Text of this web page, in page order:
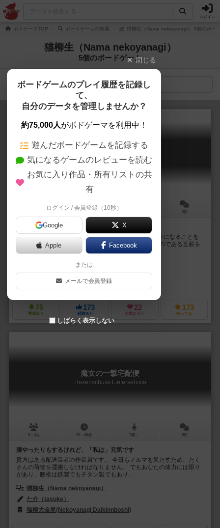
ログイン
ボドゲーマTOP ボードゲームの検索 猫柳生（Nama nekoyanagi） 5個のボー
猫柳生（Nama nekoyanagi）
5個のボードゲーム
検索メニュー
即身仏になろう！
Sokushinbutsu!
20～30分 3件
修行僧となり、即身仏を目指すカードゲーム
修行僧となって、より徳の高い即身仏、つまりはミイラになることを
目指すカードゲームです。 修行僧にふさわしい食べものである五穀を
集めるフェイズ、五穀を断食してミイラ化に備...
猫柳生（Nama nekoyanagi）
未登録
グループSNE（Group SNE）
75
興味あり
173
経験あり
22
お気に入り
173
持ってる
魔女の一撃宅配便
Hexenschuss Lieferservice
3～4人 20～40分 7歳～ 0件
腰やったりもするけれど、「私は」元気です
貴方はある配送業者の作業員です。 今日もノルマを果たすため、たく
さんの荷物を運搬しなければなりません。 でもあなたの体力には限り
があり、腰椎は鉄製でもチタン製でもあり...
猫柳生（Nama nekoyanagi）
た介（tasuke）
猫柳大金星(Nekoyanagi Daikinnboshi)
閉じる
ボードゲームのプレイ履歴を記録し
て、
自分のデータを管理しませんか？
約75,000人がボドゲーマを利用中！
遊んだボードゲームを記録する
気になるゲームのレビューを読む
お気に入り作品・所有リストの共
有
ログイン / 会員登録（10秒）
Google X
Apple Facebook
または
メールで会員登録
しばらく表示しない